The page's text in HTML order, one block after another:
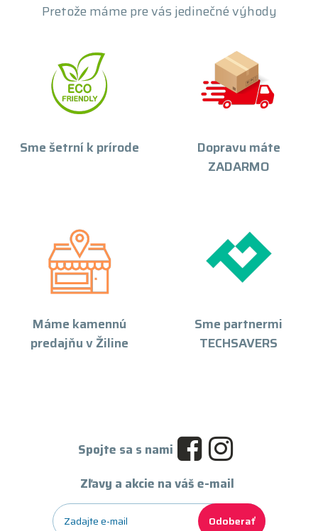
Pretože máme pre vás jedinečné výhody
Sme šetrní k prírode
Dopravu máte
ZADARMO
Máme kamennú
predajňu v Žiline
Sme partnermi
TECHSAVERS
Spojte sa s nami
Zľavy a akcie na váš e-mail
Odoberať